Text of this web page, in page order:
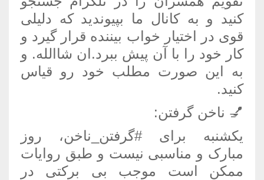
کنید و به کانال ما بپیوندید که دلیلی
قوی در اختیار خواب بیننده قرار گیرد و
کار خود را با آن پیش ببرد.ان شاالله. و
به این صورت مطلب خود رو قیاس
کنید.
💅 ناخن گرفتن:
یکشنبه برای #گرفتن_ناخن، روز
مبارک و مناسبی نیست و طبق روایات
ممکن است موجب بی برکتی در